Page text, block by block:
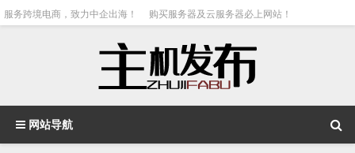
服务跨境电商，致力中企出海！ 购买服务器及云服务器必上网站！
网站导航